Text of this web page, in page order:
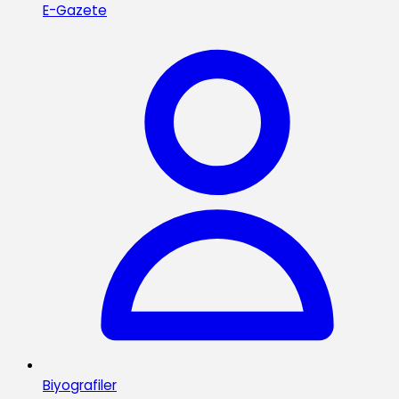
E-Gazete
Biyografiler